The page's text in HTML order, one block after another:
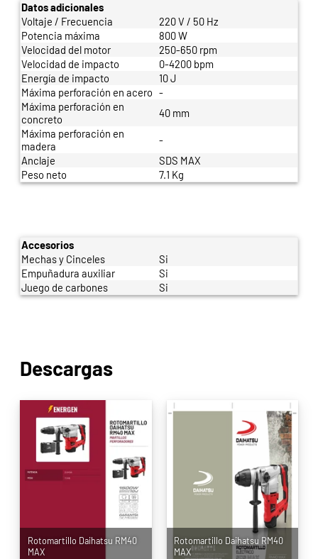
Datos adicionales
Voltaje / Frecuencia
220 V / 50 Hz
Potencia máxima
800 W
Velocidad del motor
250-650 rpm
Velocidad de impacto
0-4200 bpm
Energía de impacto
10 J
Máxima perforación en acero -
Máxima perforación en
concreto
40 mm
Máxima perforación en
madera
-
Anclaje
SDS MAX
Peso neto
7.1 Kg
Accesorios
Mechas y Cinceles
Si
Empuñadura auxiliar
Si
Juego de carbones
Si
Descargas
Rotomartillo Daihatsu RM40
MAX
Rotomartillo Daihatsu RM40
MAX